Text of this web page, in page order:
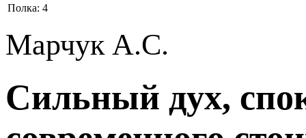
Полка: 4
Марчук А.С.
Сильный дух,